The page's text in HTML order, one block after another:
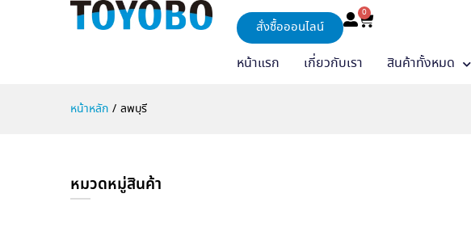
สั่งซื้อออนไลน์
0
หน้าแรก เกี่ยวกับเรา สินค้าทั้งหมด
หน้าหลัก / ลพบุรี
หมวดหมู่สินค้า